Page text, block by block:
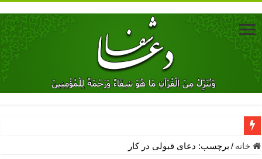
دعای جلب محبت فوری معشوق – دعای جلب محبت شوهر
خانه / برچسب: دعای قبولی در کار